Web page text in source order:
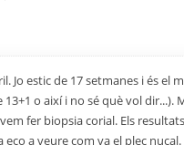
Jo estic de 17 setmanes i és
o així i no sé què vol
fer biopsia corial. Els
a veure com va el plec nucal.